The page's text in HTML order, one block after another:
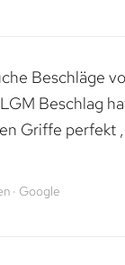
Beschläge
Beschlag
Griffe perfekt
· Google